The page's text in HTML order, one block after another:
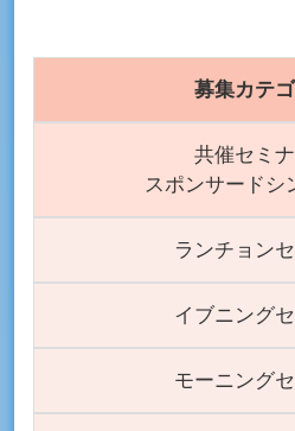
募集カテ
共催セミナ
スポンサードシ
ランチョン
イブニング
モーニング